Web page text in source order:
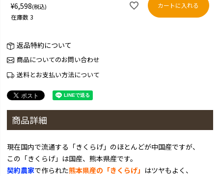
¥6,598 税込
在庫数3
カートに入れる
返品特約について
商品についてのお問い合わせ
送料とお支払い方法について
商品詳細
現在国内で流通する「きくらげ」のほとんどが中国産ですが、
この「きくらげ」は国産、熊本県産です。
契約農家で作られた熊本県産の「きくらげ」 はツヤもよく、